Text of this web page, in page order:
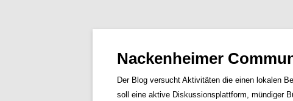
Nackenheimer
Der Blog versucht Aktivitäten die einen lokalen
soll eine aktive Diskussionsplattform, mündiger